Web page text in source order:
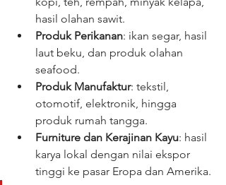
hasil olahan sawit.
Produk Perikanan: ikan segar, hasil
laut beku, dan produk olahan
seafood.
Produk Manufaktur: tekstil,
otomotif, elektronik, hingga
produk rumah tangga.
Furniture dan Kerajinan Kayu: hasil
karya lokal dengan nilai ekspor
tinggi ke pasar Eropa dan Amerika.